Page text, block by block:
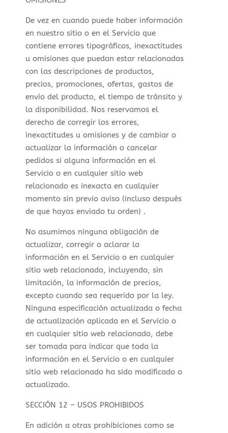
De vez en cuando puede haber información
en nuestro sitio o en el Servicio que
contiene errores tipográficos, inexactitudes
u omisiones que puedan estar relacionadas
con las descripciones de productos,
precios, promociones, ofertas, gastos de
envío del producto, el tiempo de tránsito y
la disponibilidad. Nos reservamos el
derecho de corregir los errores,
inexactitudes u omisiones y de cambiar o
actualizar la información o cancelar
pedidos si alguna información en el
Servicio o en cualquier sitio web
relacionado es inexacta en cualquier
momento sin previo aviso (incluso después
de que hayas enviado tu orden) .
No asumimos ninguna obligación de
actualizar, corregir o aclarar la
información en el Servicio o en cualquier
sitio web relacionado, incluyendo, sin
limitación, la información de precios,
excepto cuando sea requerido por la ley.
Ninguna especificación actualizada o fecha
de actualización aplicada en el Servicio o
en cualquier sitio web relacionado, debe
ser tomada para indicar que toda la
información en el Servicio o en cualquier
sitio web relacionado ha sido modificado o
actualizado.
SECCIÓN 12 – USOS PROHIBIDOS
En adición a otras prohibiciones como se